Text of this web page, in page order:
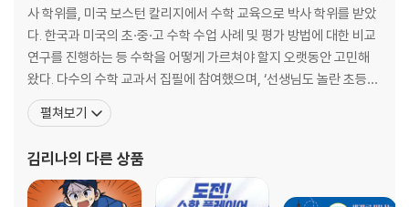
활용
4. 미분과 적분: 미분과 적분은 어떤 관계일까?
미분 | 뉴턴의 미분 | 뉴턴의 적분 | 뉴턴은 정말 떨어지는 사과를 보고 중력
을 발견했을까? | 라이프니츠의 미적분 | 미적분 전쟁 | 3D 프린터와 적분
5. 측정 단위의 발달: 변하지 않는 측정 단위는 어떻게 정할까?
사 학위를, 미국 보스턴 칼리지에서 수학 교육으로 박사 학위를 받았
다. 한국과 미국의 초·중·고 수학 수업 사례 및 평가 방법에 대한 비교
연구를 진행하는 등 수학을 어떻게 가르쳐야 할지 오랫동안 고민해
왔다. 다수의 수학 교과서 집필에 참여했으며, ‘선생님도 놀란 초등수
학 뒤집기’ 시리즈의 『약수와 배수의 이해』 『어림하기』 편을 비롯해
『수학을 못하는 아이는 없다』 ‘수학이 풀리는 수학사’ 시리즈, ‘수학
미국에서 Reading, Wr
펼쳐보기
김리나의 다른 상품